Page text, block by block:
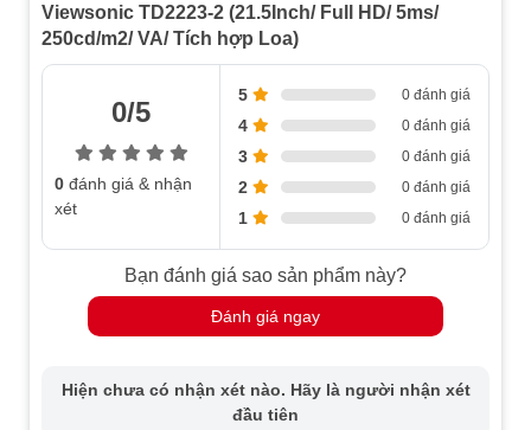
Viewsonic TD2223-2 (21.5Inch/ Full HD/ 5ms/
250cd/m2/ VA/ Tích hợp Loa)
0/5
0 đánh giá & nhận
xét
5 0 đánh giá
4 0 đánh giá
3 0 đánh giá
2 0 đánh giá
1 0 đánh giá
Bạn đánh giá sao sản phẩm này?
Đánh giá ngay
Hiện chưa có nhận xét nào. Hãy là người nhận xét
đầu tiên